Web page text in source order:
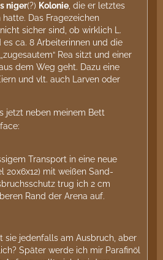
niger(?) Kolonie, die er letztes
Das Fragezeichen
sicher sind, ob wirklich L.
ca. 8 Arbeiterinnen und die
Rea sitzt und einer
dem Weg geht. Dazu eine
und vlt. auch Larven oder
jetzt neben meinem Bett
Transport in eine neue
20x6x12) mit weißen Sand-
trug ich 2 cm
Rand der Arena auf.
sie jedenfalls am Ausbruch, aber
Später werde ich mir Parafinöl